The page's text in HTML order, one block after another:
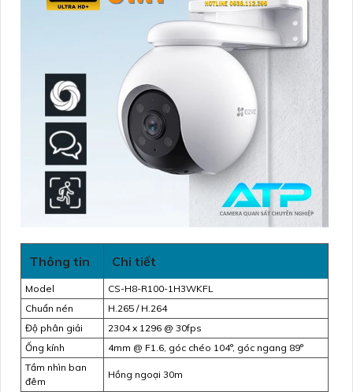
Thông tin Chi tiết
Model
CS-H8-R100-1H3WKFL
Chuẩn nén
H.265 / H.264
Độ phân giải
2304 x 1296 @ 30fps
Ống kính
4mm @ F1.6, góc chéo 104°, góc ngang 89°
Tầm nhìn ban
đêm
Hồng ngoại 30m